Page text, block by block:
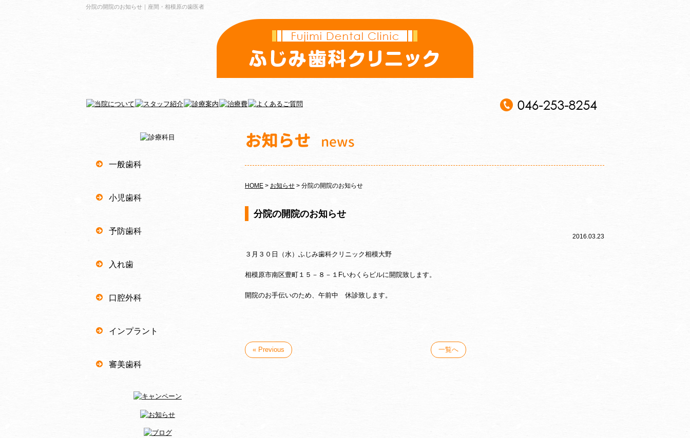
分院の開院のお知らせ｜座間・相模原の歯医者
お知らせ news
HOME > お知らせ > 分院の開院のお知らせ
分院の開院のお知らせ
2016.03.23
３月３０日（水）ふじみ歯科クリニック相模大野
相模原市南区豊町１５－８－１Fいわくらビルに開院致します。
開院のお手伝いのため、午前中 休診致します。
« Previous 一覧へ
一般歯科
小児歯科
予防歯科
入れ歯
口腔外科
インプラント
審美歯科